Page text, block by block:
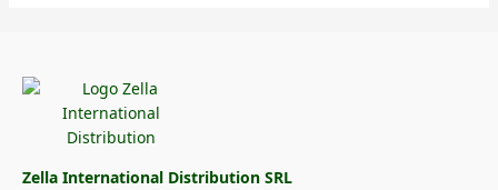
Zella International Distribution SRL